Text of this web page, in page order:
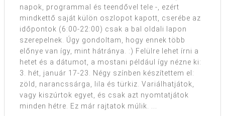
napok, programmal és teendővel tele -, ezért
mindkettő saját külön oszlopot kapott, cserébe az
időpontok (6:00-22:00) csak a bal oldali lapon
szerepelnek. Úgy gondoltam, hogy ennek több
előnye van így, mint hátránya. :) Felülre lehet írni a
hetet és a dátumot, a mostani például így nézne ki:
3. hét, január 17-23. Négy színben készítettem el:
zöld, narancssárga, lila és türkiz. Variálhatjátok,
vagy kiszúrtok egyet, és csak azt nyomtatjátok
minden hétre. Ez már rajtatok múlik. ...